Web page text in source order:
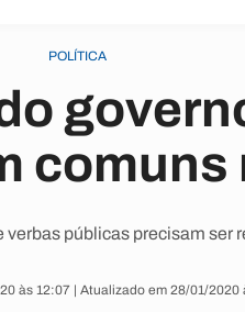
POLÍTICA
comuns
públicas precisam ser
às 12:07 | Atualizado em 28/01/2020